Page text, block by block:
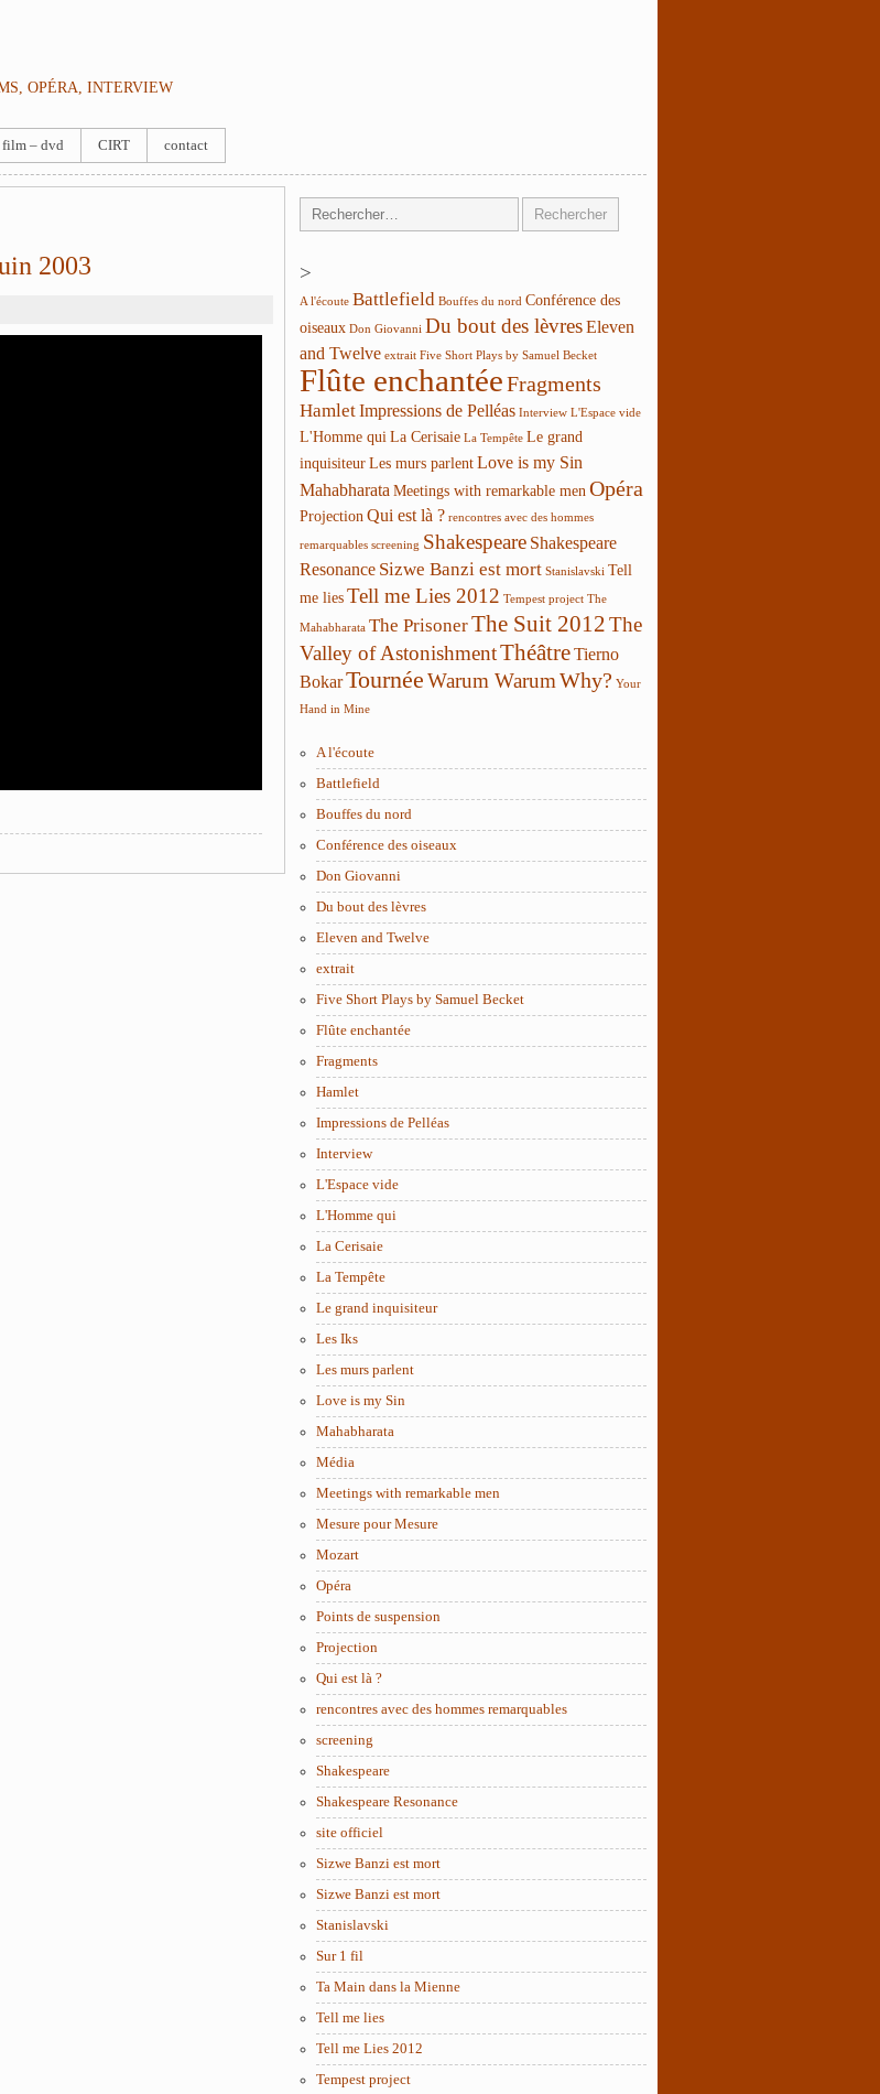
OPÉRA, INTERVIEW
film – dvd CIRT contact
2003
>
A l'écoute Battlefield Bouffes du nord Conférence des
oiseaux Don Giovanni Du bout des lèvresEleven
and Twelve extrait Five Short Plays by Samuel Becket
Flûte enchantéeFragments
HamletImpressions de Pelléas Interview L'Espace vide
L'Homme qui La Cerisaie La Tempête Le grand
inquisiteur Les murs parlent Love is my Sin
Mahabharata Meetings with remarkable men Opéra
Projection Qui est là ? rencontres avec des hommes
remarquables screening Shakespeare Shakespeare
Resonance Sizwe Banzi est mort Stanislavski Tell
me lies Tell me Lies 2012 Tempest project The
Mahabharata The PrisonerThe Suit 2012The
Valley of AstonishmentThéâtreTierno
BokarTournéeWarum WarumWhy? Your
Hand in Mine
A l'écoute
Battlefield
Bouffes du nord
Conférence des oiseaux
Don Giovanni
Du bout des lèvres
Eleven and Twelve
extrait
Five Short Plays by Samuel Becket
Flûte enchantée
Fragments
Hamlet
Impressions de Pelléas
Interview
L'Espace vide
L'Homme qui
La Cerisaie
La Tempête
Le grand inquisiteur
Les Iks
Les murs parlent
Love is my Sin
Mahabharata
Média
Meetings with remarkable men
Mesure pour Mesure
Mozart
Opéra
Points de suspension
Projection
Qui est là ?
rencontres avec des hommes remarquables
screening
Shakespeare
Shakespeare Resonance
site officiel
Sizwe Banzi est mort
Sizwe Banzi est mort
Stanislavski
Sur 1 fil
Ta Main dans la Mienne
Tell me lies
Tell me Lies 2012
Tempest project